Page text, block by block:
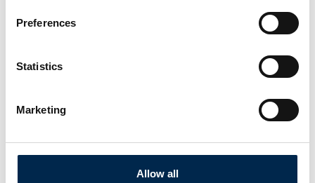
Preferences
Statistics
Marketing
Allow all